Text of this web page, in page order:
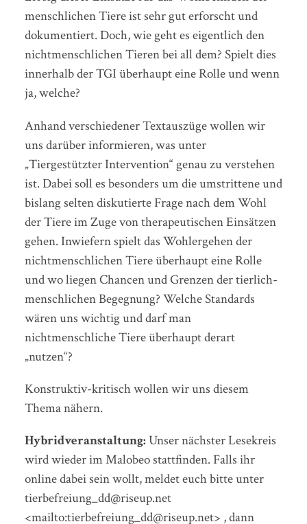
menschlichen Tiere ist sehr gut erforscht und
dokumentiert. Doch, wie geht es eigentlich den
nichtmenschlichen Tieren bei all dem? Spielt dies
innerhalb der TGI überhaupt eine Rolle und wenn
ja, welche?
Anhand verschiedener Textauszüge wollen wir
uns darüber informieren, was unter
„Tiergestützter Intervention“ genau zu verstehen
ist. Dabei soll es besonders um die umstrittene und
bislang selten diskutierte Frage nach dem Wohl
der Tiere im Zuge von therapeutischen Einsätzen
gehen. Inwiefern spielt das Wohlergehen der
nichtmenschlichen Tiere überhaupt eine Rolle
und wo liegen Chancen und Grenzen der tierlich-
menschlichen Begegnung? Welche Standards
wären uns wichtig und darf man
nichtmenschliche Tiere überhaupt derart
„nutzen“?
Konstruktiv-kritisch wollen wir uns diesem
Thema nähern.
Hybridveranstaltung:Unser nächster Lesekreis
wird wieder im Malobeo stattfinden. Falls ihr
online dabei sein wollt, meldet euch bitte unter
tierbefreiung_dd@riseup.net
<mailto:tierbefreiung_dd@riseup.net> , dann